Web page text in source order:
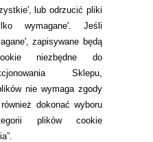
lub odrzucić pliki
wymagane'. Jeśli
zapisywane będą
niezbędne do
Sklepu,
nie wymaga zgody
dokonać wyboru
plików cookie
CIASTECZKA